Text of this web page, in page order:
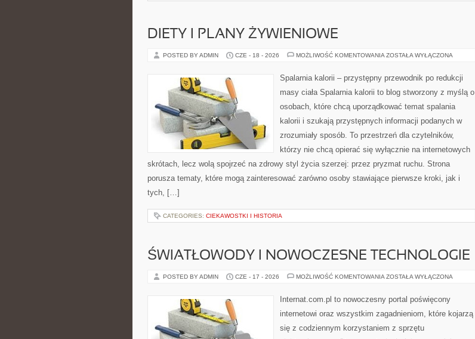
DIETY I PLANY ŻYWIENIOWE
POSTED BY ADMIN CZE - 18 - 2026 MOŻLIWOŚĆ KOMENTOWANIA DIETY
ŻYWIENIOWE
ZOSTAŁA WYŁĄCZONA
Spalarnia kalorii – przystępny przewodnik po redukcji
masy ciała Spalarnia kalorii to blog stworzony z myślą o
osobach, które chcą uporządkować temat spalania
kalorii i szukają przystępnych informacji podanych w
zrozumiały sposób. To przestrzeń dla czytelników,
którzy nie chcą opierać się wyłącznie na internetowych
skrótach, lecz wolą spojrzeć na zdrowy styl życia szerzej: przez pryzmat ruchu. Strona
porusza tematy, które mogą zainteresować zarówno osoby stawiające pierwsze kroki, jak i
tych, […]
CATEGORIES: CIEKAWOSTKI I HISTORIA
ŚWIATŁOWODY I NOWOCZESNE TECHNOLOGIE
POSTED BY ADMIN CZE - 17 - 2026 MOŻLIWOŚĆ KOMENTOWANIA ŚWIATŁOWODY
TECHNOLOGIE
ZOSTAŁA WYŁĄCZONA
Internat.com.pl to nowoczesny portal poświęcony
internetowi oraz wszystkim zagadnieniom, które kojarzą
się z codziennym korzystaniem z sprzętu